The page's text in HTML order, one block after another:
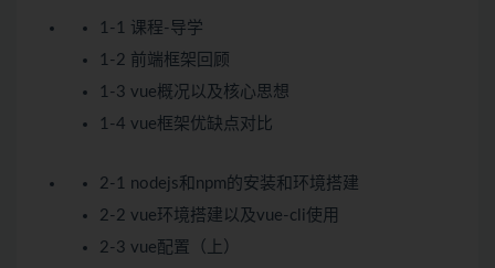
1-1 课程-导学
1-2 前端框架回顾
1-3 vue概况以及核心思想
1-4 vue框架优缺点对比
2-1 nodejs和npm的安装和环境搭建
2-2 vue环境搭建以及vue-cli使用
2-3 vue配置（上）